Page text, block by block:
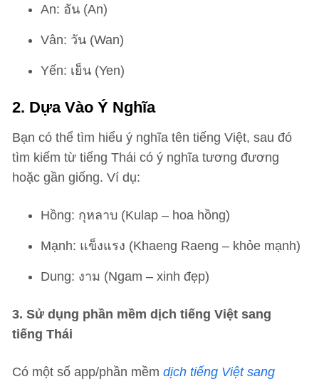
An: อัน (An)
Vân: วัน (Wan)
Yến: เย็น (Yen)
2. Dựa Vào Ý Nghĩa
Bạn có thể tìm hiểu ý nghĩa tên tiếng Việt, sau đó
tìm kiếm từ tiếng Thái có ý nghĩa tương đương
hoặc gần giống. Ví dụ:
Hồng: กุหลาบ (Kulap – hoa hồng)
Mạnh: แข็งแรง (Khaeng Raeng – khỏe mạnh)
Dung: งาม (Ngam – xinh đẹp)
3. Sử dụng phần mềm dịch tiếng Việt sang
tiếng Thái
Có một số app/phần mềm dịch tiếng Việt sang